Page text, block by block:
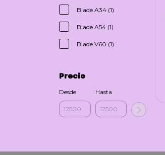
Blade A34 (1)
Blade A54 (1)
Blade V60 (1)
Precio
Desde Hasta